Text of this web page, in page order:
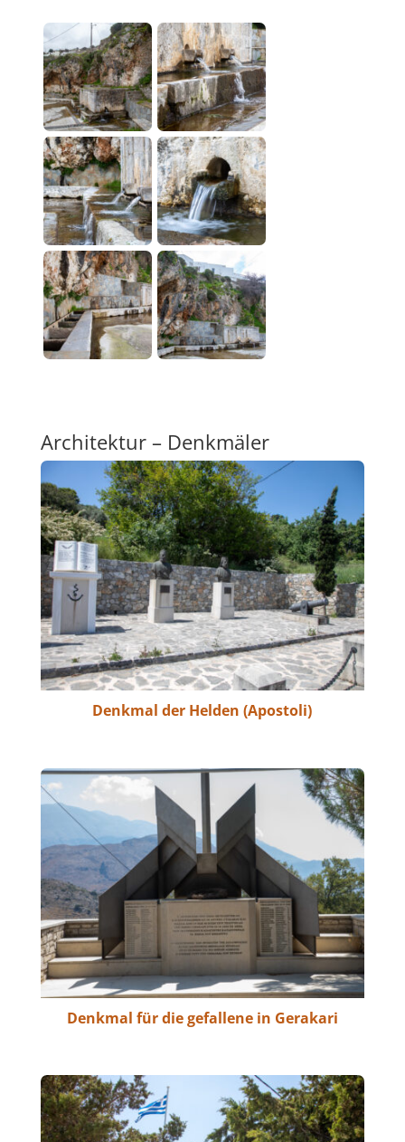
Architektur – Denkmäler
Denkmal der Helden (Apostoli)
Denkmal für die gefallene in Gerakari